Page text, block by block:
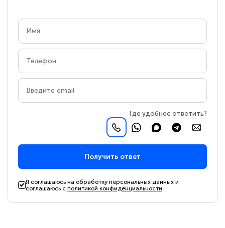
Где удобнее ответить?
Получить ответ
Я соглашаюсь на обработку персональных данных и
соглашаюсь сполитикой конфиденциальности